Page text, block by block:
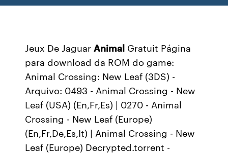
Jeux De JaguarAnimal Gratuit Página
para download da ROM do game:
Animal Crossing: New Leaf (3DS) -
Arquivo: 0493 - Animal Crossing - New
Leaf (USA) (En,Fr,Es) | 0270 - Animal
Crossing - New Leaf (Europe)
(En,Fr,De,Es,It) | Animal Crossing - New
Leaf (Europe) Decrypted.torrent -